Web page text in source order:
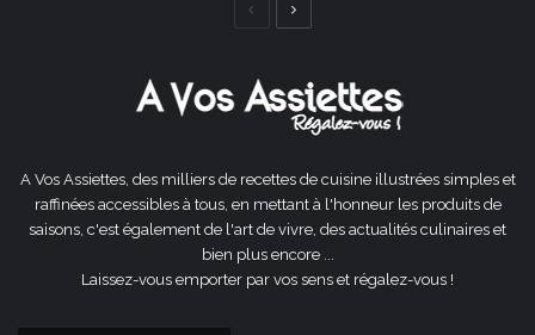
Page
A Vos Assiettes, des milliers de recettes de cuisine illustrées simples et
raffinées accessibles à tous, en mettant à l'honneur les produits de
saisons, c'est également de l'art de vivre, des actualités culinaires et
bien plus encore ...
Laissez-vous emporter par vos sens et régalez-vous !